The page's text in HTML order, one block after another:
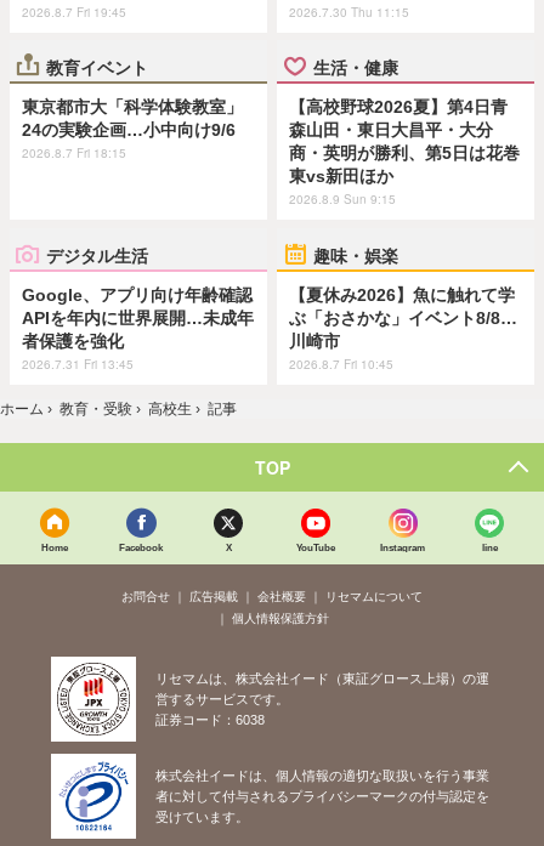
2026.8.7 Fri 19:45 2026.7.30 Thu 11:15
教育イベント
東京都市大「科学体験教室」
24の実験企画…小中向け9/6
2026.8.7 Fri 18:15
生活・健康
【高校野球2026夏】第4日青
森山田・東日大昌平・大分
商・英明が勝利、第5日は花巻
東vs新田ほか
2026.8.9 Sun 9:15
デジタル生活
Google、アプリ向け年齢確認
APIを年内に世界展開…未成年
者保護を強化
2026.7.31 Fri 13:45
趣味・娯楽
【夏休み2026】魚に触れて学
ぶ「おさかな」イベント8/8…
川崎市
2026.8.7 Fri 10:45
ホーム › 教育・受験 › 高校生 › 記事
TOP
Home Facebook X YouTube Instagram line
お問合せ 広告掲載 会社概要
リセマムについて
個人情報保護方針
リセマムは、株式会社イード（東証グロース上場）の運
営するサービスです。
証券コード：6038
株式会社イードは、個人情報の適切な取扱いを行う事業
者に対して付与されるプライバシーマークの付与認定を
受けています。